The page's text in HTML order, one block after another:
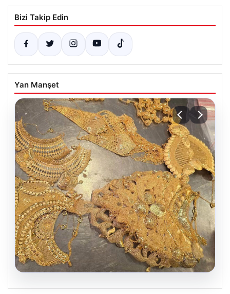
Bizi Takip Edin
Yan Manşet